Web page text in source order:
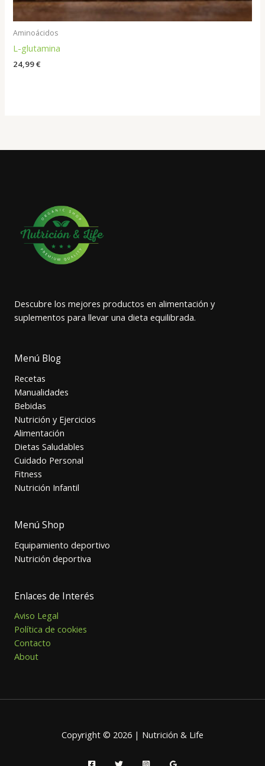
Aminoácidos
L-glutamina
24,99€
Descubre los mejores productos en alimentación y
suplementos para llevar una dieta equilibrada.
Menú Blog
Recetas
Manualidades
Bebidas
Nutrición y Ejercicios
Alimentación
Dietas Saludables
Cuidado Personal
Fitness
Nutrición Infantil
Menú Shop
Equipamiento deportivo
Nutrición deportiva
Enlaces de Interés
Aviso Legal
Política de cookies
Contacto
About
Copyright © 2026 | Nutrición & Life